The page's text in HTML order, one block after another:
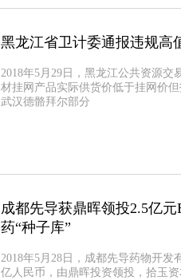
黑龙江省卫计委通报违规高
2018年5月29日，黑龙江公共资源交
材挂网产品实际供货价低于挂网价
武汉德骼拜尔部分
成都先导获鼎晖领投2.5亿
药“种子库”
2018年5月28日，成都先导药物开发
亿人民币，由鼎晖投资领投，拾玉